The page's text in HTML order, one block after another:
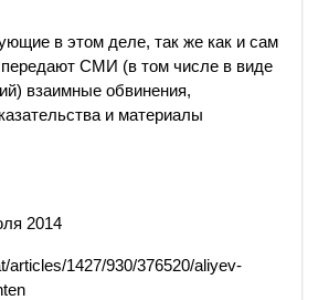
в этом деле, так же как и сам
передают СМИ (в том числе в виде
взаимные обвинения,
и материалы
2014
articles/1427/930/376520/aliyev-